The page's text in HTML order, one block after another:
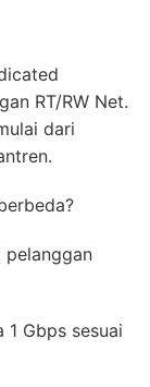
RT/RW Net.
dari
pelanggan
Gbps sesuai